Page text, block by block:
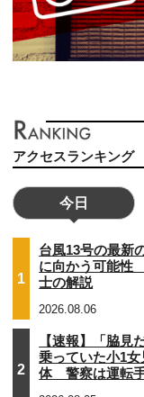
アクセスランキング
今日
1
台風13号の最新
に向かう可能
士の解説
2026.08.06
2
【速報】「脇
乗っていた小1
体 警察は運転